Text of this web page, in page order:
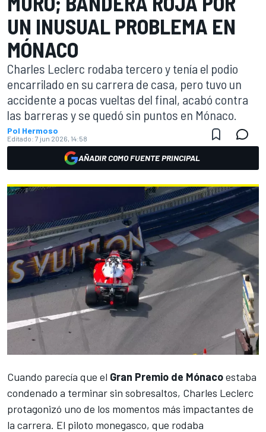
UN INUSUAL PROBLEMA EN
MÓNACO
Charles Leclerc rodaba tercero y tenía el podio
encarrilado en su carrera de casa, pero tuvo un
accidente a pocas vueltas del final, acabó contra
las barreras y se quedó sin puntos en Mónaco.
Pol Hermoso
Editado: 7 jun 2026, 14:58
AÑADIR COMO FUENTE PRINCIPAL
Cuando parecía que el Gran Premio de Mónacoestaba
condenado a terminar sin sobresaltos, Charles Leclerc
protagonizó uno de los momentos más impactantes de
la carrera. El piloto monegasco, que rodaba